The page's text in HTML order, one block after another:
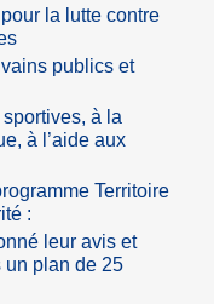
la lutte contre
publics et
à la
à l’aide aux
Territoire
:
leur avis et
un plan de 25